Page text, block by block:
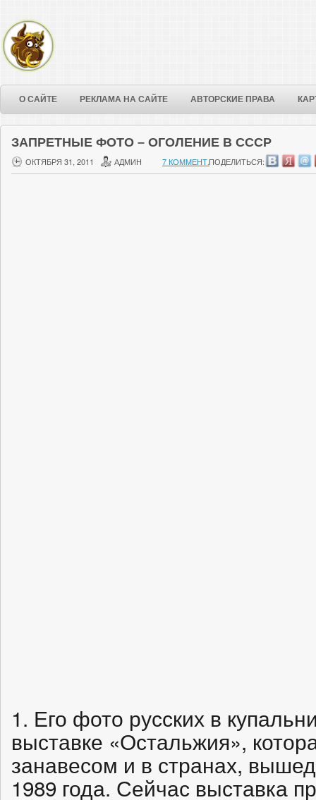
О САЙТЕ РЕКЛАМА НА САЙТЕ АВТОРСКИЕ ПРАВА
ЗАПРЕТНЫЕ ФОТО – ОГОЛЕНИЕ В СССР
ОКТЯБРЯ 31, 2011 АДМИН 7 КОММЕНТ.ПОДЕЛИТЬСЯ:
1. Его фото русских в
выставке «Остальжия»,
занавесом и в странах,
1989 года. Сейчас выставка